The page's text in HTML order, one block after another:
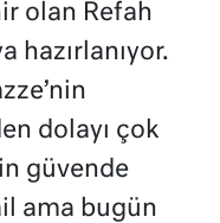
olan Refah
hazırlanıyor.
dolayı çok
güvende
ama bugün